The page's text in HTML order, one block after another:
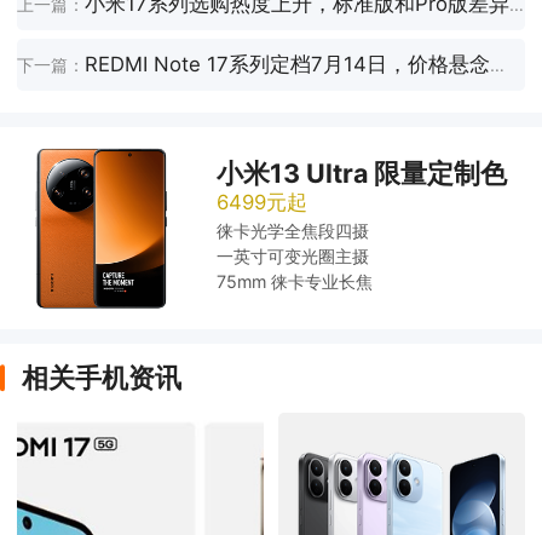
下一篇： REDMI Note 17系列定档7月14日，价格悬念升温
小米13 Ultra 限量定制色
6499元起
徕卡光学全焦段四摄
一英寸可变光圈主摄
75mm 徕卡专业长焦
相关手机资讯